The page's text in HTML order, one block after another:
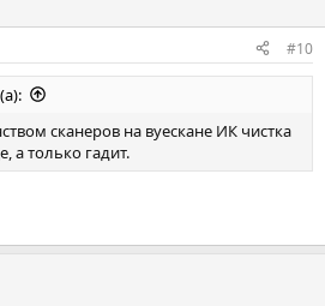
#10
сканеров на вуескане ИК чистка
а только гадит.